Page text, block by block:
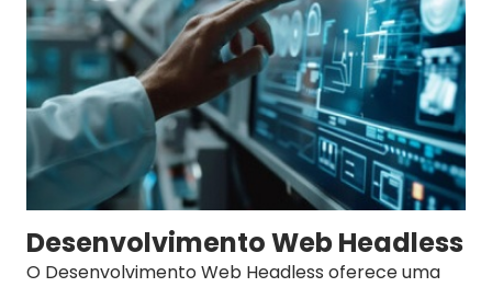
Desenvolvimento Web Headless
O Desenvolvimento Web Headless oferece uma